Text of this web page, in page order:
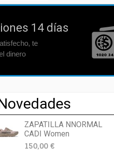
14 días
te
dinero
ZAPATILLA NNORMAL
CADI Women
150,00 €